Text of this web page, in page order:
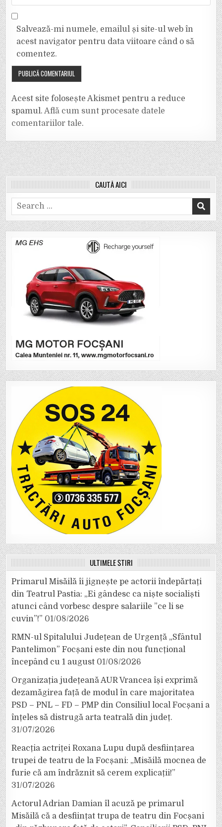
Salvează-mi numele, emailul și site-ul web în
acest navigator pentru data viitoare când o să
comentez.
Acest site folosește Akismet pentru a reduce
spamul.Află cum sunt procesate datele
comentariilor tale.
CAUTĂ AICI
Search
for:
ULTIMELE ȘTIRI
Primarul Misăilă îi jignește pe actorii îndepărtați
din Teatrul Pastia: „Ei gândesc ca niște socialiști
atunci când vorbesc despre salariile ”ce li se
cuvin”!” 01/08/2026
RMN-ul Spitalului Județean de Urgență „Sfântul
Pantelimon” Focșani este din nou funcțional
începând cu 1 august 01/08/2026
Organizația județeană AUR Vrancea își exprimă
dezamăgirea față de modul în care majoritatea
PSD – PNL – FD – PMP din Consiliul local Focșani a
înțeles să distrugă arta teatrală din județ.
31/07/2026
Reacția actriței Roxana Lupu după desființarea
trupei de teatru de la Focșani: „Misăilă mocnea de
furie că am îndrăznit să cerem explicații!”
31/07/2026
Actorul Adrian Damian îl acuză pe primarul
Misăilă că a desființat trupa de teatru din Focșani